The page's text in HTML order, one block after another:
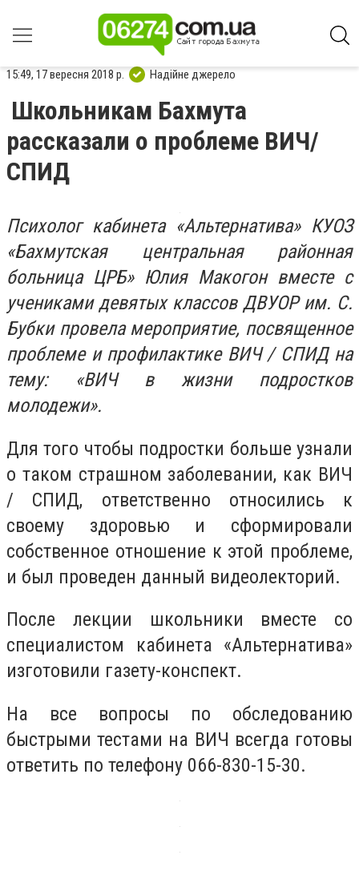
15:49, 17 вересня 2018 р. Надійне джерело
Школьникам Бахмута
рассказали о проблеме ВИЧ/
СПИД
Психолог кабинета «Альтернатива» КУОЗ
«Бахмутская центральная районная
больница ЦРБ» Юлия Макогон вместе с
учениками девятых классов ДВУОР им. С.
Бубки провела мероприятие, посвященное
проблеме и профилактике ВИЧ / СПИД на
тему: «ВИЧ в жизни подростков
молодежи».
Для того чтобы подростки больше узнали
о таком страшном заболевании, как ВИЧ
/ СПИД, ответственно относились к
своему здоровью и сформировали
собственное отношение к этой проблеме,
и был проведен данный видеолекторий.
После лекции школьники вместе со
специалистом кабинета «Альтернатива»
изготовили газету-конспект.
На все вопросы по обследованию
быстрыми тестами на ВИЧ всегда готовы
ответить по телефону 066-830-15-30.